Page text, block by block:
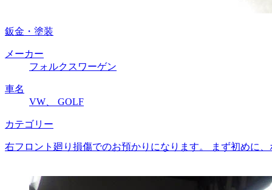
鈑金・塗装
メーカー
フォルクスワーゲン
車名
VW、 GOLF
カテゴリー
右フロント廻り損傷でのお預かりになります。 まず初めに